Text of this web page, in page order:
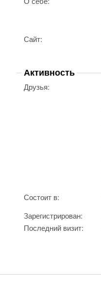
Сайт:
Активность
Друзья:
Состоит в:
Зарегистрирован:
Последний визит: